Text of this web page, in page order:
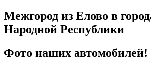
Межгород из Елово в
Народной Республики
Фото наших автомобилей!